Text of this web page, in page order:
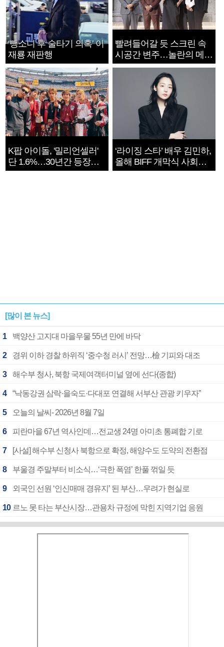
‘뺑소니 후 술타기 의혹’ 이
재룡 재판행
빨려들어갈 듯 스크린 속
시공간 변주…놀란의 메시
지는 ‘전쟁 속죄’
K팝 아이돌, '밀리언셀러'
단 1.6%…30년간 등장
1182개팀 전수조사
‘라이징 스타’ 배우 김민하,
올해 BIFF 개막식 사회자
확정
[많이 본 뉴스]
1 백양산 고지대 마을우물 55년 만에 바닥
2 경위 이하 경찰 하위직 ‘중수청 러시’ 전망…檢 기피와 대조
3 해수부 청사, 북항 국제여객터미널 옆에 선다(종합)
4 “낙동강권 삼락·을숙도·다대포 연결해 서부산 관광 키우자”
5 오늘의 날씨- 2026년 8월 7일
6 피란마을 67년 역사인데…전교생 24명 아미초 통폐합 기로
7 [사설] 해수부 신청사 북항으로 확정, 해양수도 도약의 전환점
8 부울경 주말부터 비소식…‘극한 폭염’ 한풀 꺾일 듯
9 외국인 선원 ‘인신매매 경유지’ 된 부산…우려가 현실로
10 르노 못 타는 부산시장…관용차 규정에 막힌 지역기업 응원